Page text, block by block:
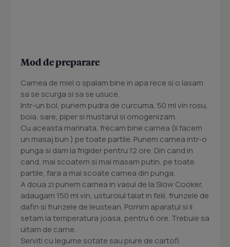
Mod de preparare
Carnea de miel o spalam bine in apa rece si o lasam
sa se scurga si sa se usuce.
Intr-un bol, punem pudra de curcuma, 50 ml vin rosu,
boia, sare, piper si mustarul si omogenizam.
Cu aceasta marinata, frecam bine carnea (ii facem
un masaj bun ) pe toate partile. Punem carnea intr-o
punga si dam la frigider pentru 12 ore. Din cand in
cand, mai scoatem si mai masam putin, pe toate
partile, fara a mai scoate carnea din punga.
A doua zi punem carnea in vasul de la Slow Cooker,
adaugam 150 ml vin, usturoiul taiat in felii, frunzele de
dafin si frunzele de leustean. Pornim aparatul si il
setam la temperatura joasa, pentru 6 ore. Trebuie sa
uitam de carne.
Serviti cu legume sotate sau piure de cartofi.